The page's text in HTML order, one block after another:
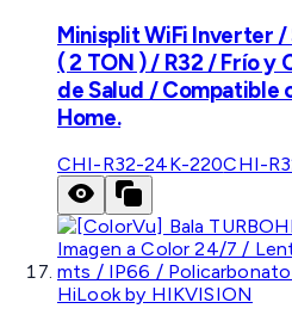
Minisplit WiFi Inverter /
( 2 TON ) / R32 / Frío
de Salud / Compatible
Home.
CHI-R32-24K-220CHI-
HiLook by HIKVISION